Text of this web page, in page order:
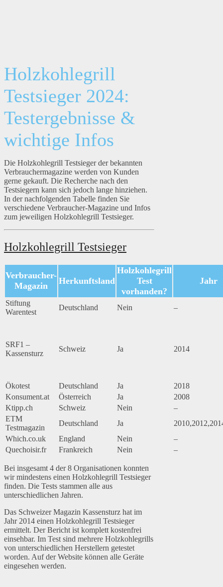
Holzkohlegrill
Testsieger 2024:
Testergebnisse &
wichtige Infos
Die Holzkohlegrill Testsieger der bekannten
Verbrauchermagazine werden von Kunden
gerne gekauft. Die Recherche nach den
Testsiegern kann sich jedoch lange hinziehen.
In der nachfolgenden Tabelle finden Sie
verschiedene Verbraucher-Magazine und Infos
zum jeweiligen Holzkohlegrill Testsieger.
Holzkohlegrill Testsieger
Verbraucher-
Magazin
Herkunftsland
Holzkohlegrill
Test
vorhanden?
Jahr
Stiftung
Warentest
Deutschland Nein –
SRF1 –
Kassensturz
Schweiz Ja 2014
Ökotest Deutschland Ja
2018
Konsument.at
Österreich Ja
2008
Ktipp.ch
Schweiz Nein
–
ETM
Testmagazin
Deutschland Ja
Which.co.uk
England Nein
–
Quechoisir.fr
Frankreich Nein –
Bei insgesamt 4 der 8 Organisationen konnten
wir mindestens einen Holzkohlegrill Testsieger
finden. Die Tests stammen alle aus
unterschiedlichen Jahren.
Das Schweizer Magazin Kassensturz hat im
Jahr 2014 einen Holzkohlegrill Testsieger
ermittelt. Der Bericht ist komplett kostenfrei
einsehbar. Im Test sind mehrere Holzkohlegrills
von unterschiedlichen Herstellern getestet
worden. Auf der Website können alle Geräte
eingesehen werden.